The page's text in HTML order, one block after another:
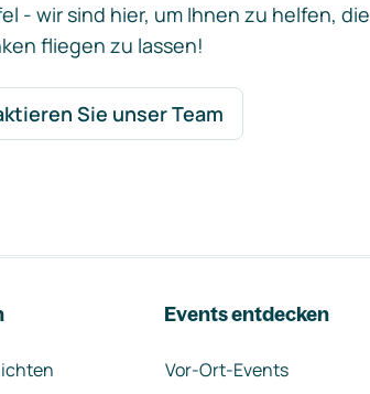
- wir sind hier, um Ihnen zu helfen, die
fliegen zu lassen!
Sie unser Team
Events entdecken
Vor-Ort-Events